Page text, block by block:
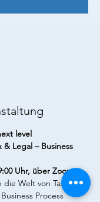
level
Legal – Business
Uhr, über Zoom
die Welt von Tax &
Process